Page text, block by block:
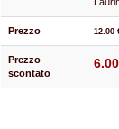
Prezzo 12.00
Prezzo
scontato